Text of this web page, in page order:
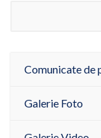
Comunicate de
Galerie Foto